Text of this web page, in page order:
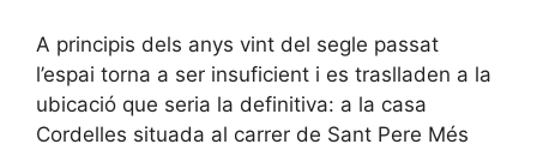
A principis dels anys vint del segle passat
l’espai torna a ser insuficient i es traslladen a la
ubicació que seria la definitiva: a la casa
Cordelles situada al carrer de Sant Pere Més